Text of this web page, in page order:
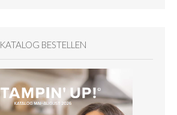
KATALOG BESTELLEN